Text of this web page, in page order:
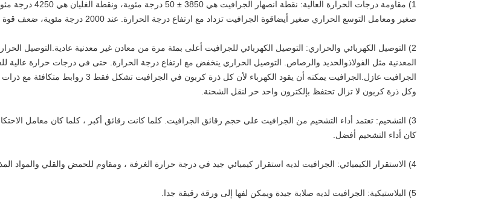
1) مقاومة درجات الحرارة العالية: نقطة
صغير ومعامل التوسع الحراري صغير أيضاقوة الجرافيت تزداد مع ارتفاع درجة الحرارة. عند 2000 درجة مئوية، ضعف قوة الجرافيت.
2) التوصيل الكهربائي والحراري: التوصيل الكهربائي للجرافيت أعلى بمئة مرة من معادن غير معدنية عادية.التوصيل
المعدنية مثل الفولاذوالحديد والرصاص. التوصيل الحراري ينخفض مع ارتفاع درجة الحرارة. حتى في درجات حرارة عالية
الجرافيت عازل.الجرافيت يمكنه أن يقود الكهرباء لأن كل ذرة كربون في
وكل ذرة كربون لا تزال تحتفظ بإلكترون واحد حر لنقل الشحنة.
3) التشحيم: تعتمد أداء التشحيم من الجرافيت على حجم رقائق الجرافيت. كلما كانت رقائق أكبر ، كلما كان معامل
كان أداء التشحيم أفضل.
4) الاستقرار الكيميائي: الجرافيت لديه استقرار كيميائي جيد في درجة حرارة الغرفة ، ومقاوم للحمض والقلي والمواد المذيبة العضوية.
5) البلاستيكية: الجرافيت لديه صلابة جيدة ويمكن لفها إلى ورقة رقيقة جدا.